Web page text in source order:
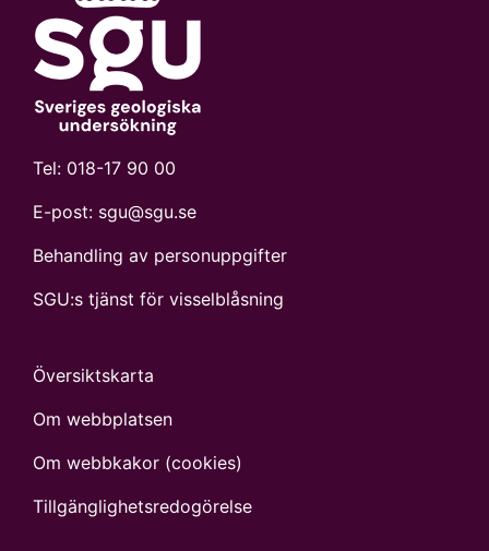
Tel: 018-17 90 00
E-post: sgu@sgu.se
Behandling av personuppgifter
SGU:s tjänst för visselblåsning
Översiktskarta
Om webbplatsen
Om webbkakor (cookies)
Tillgänglighets­redogörelse